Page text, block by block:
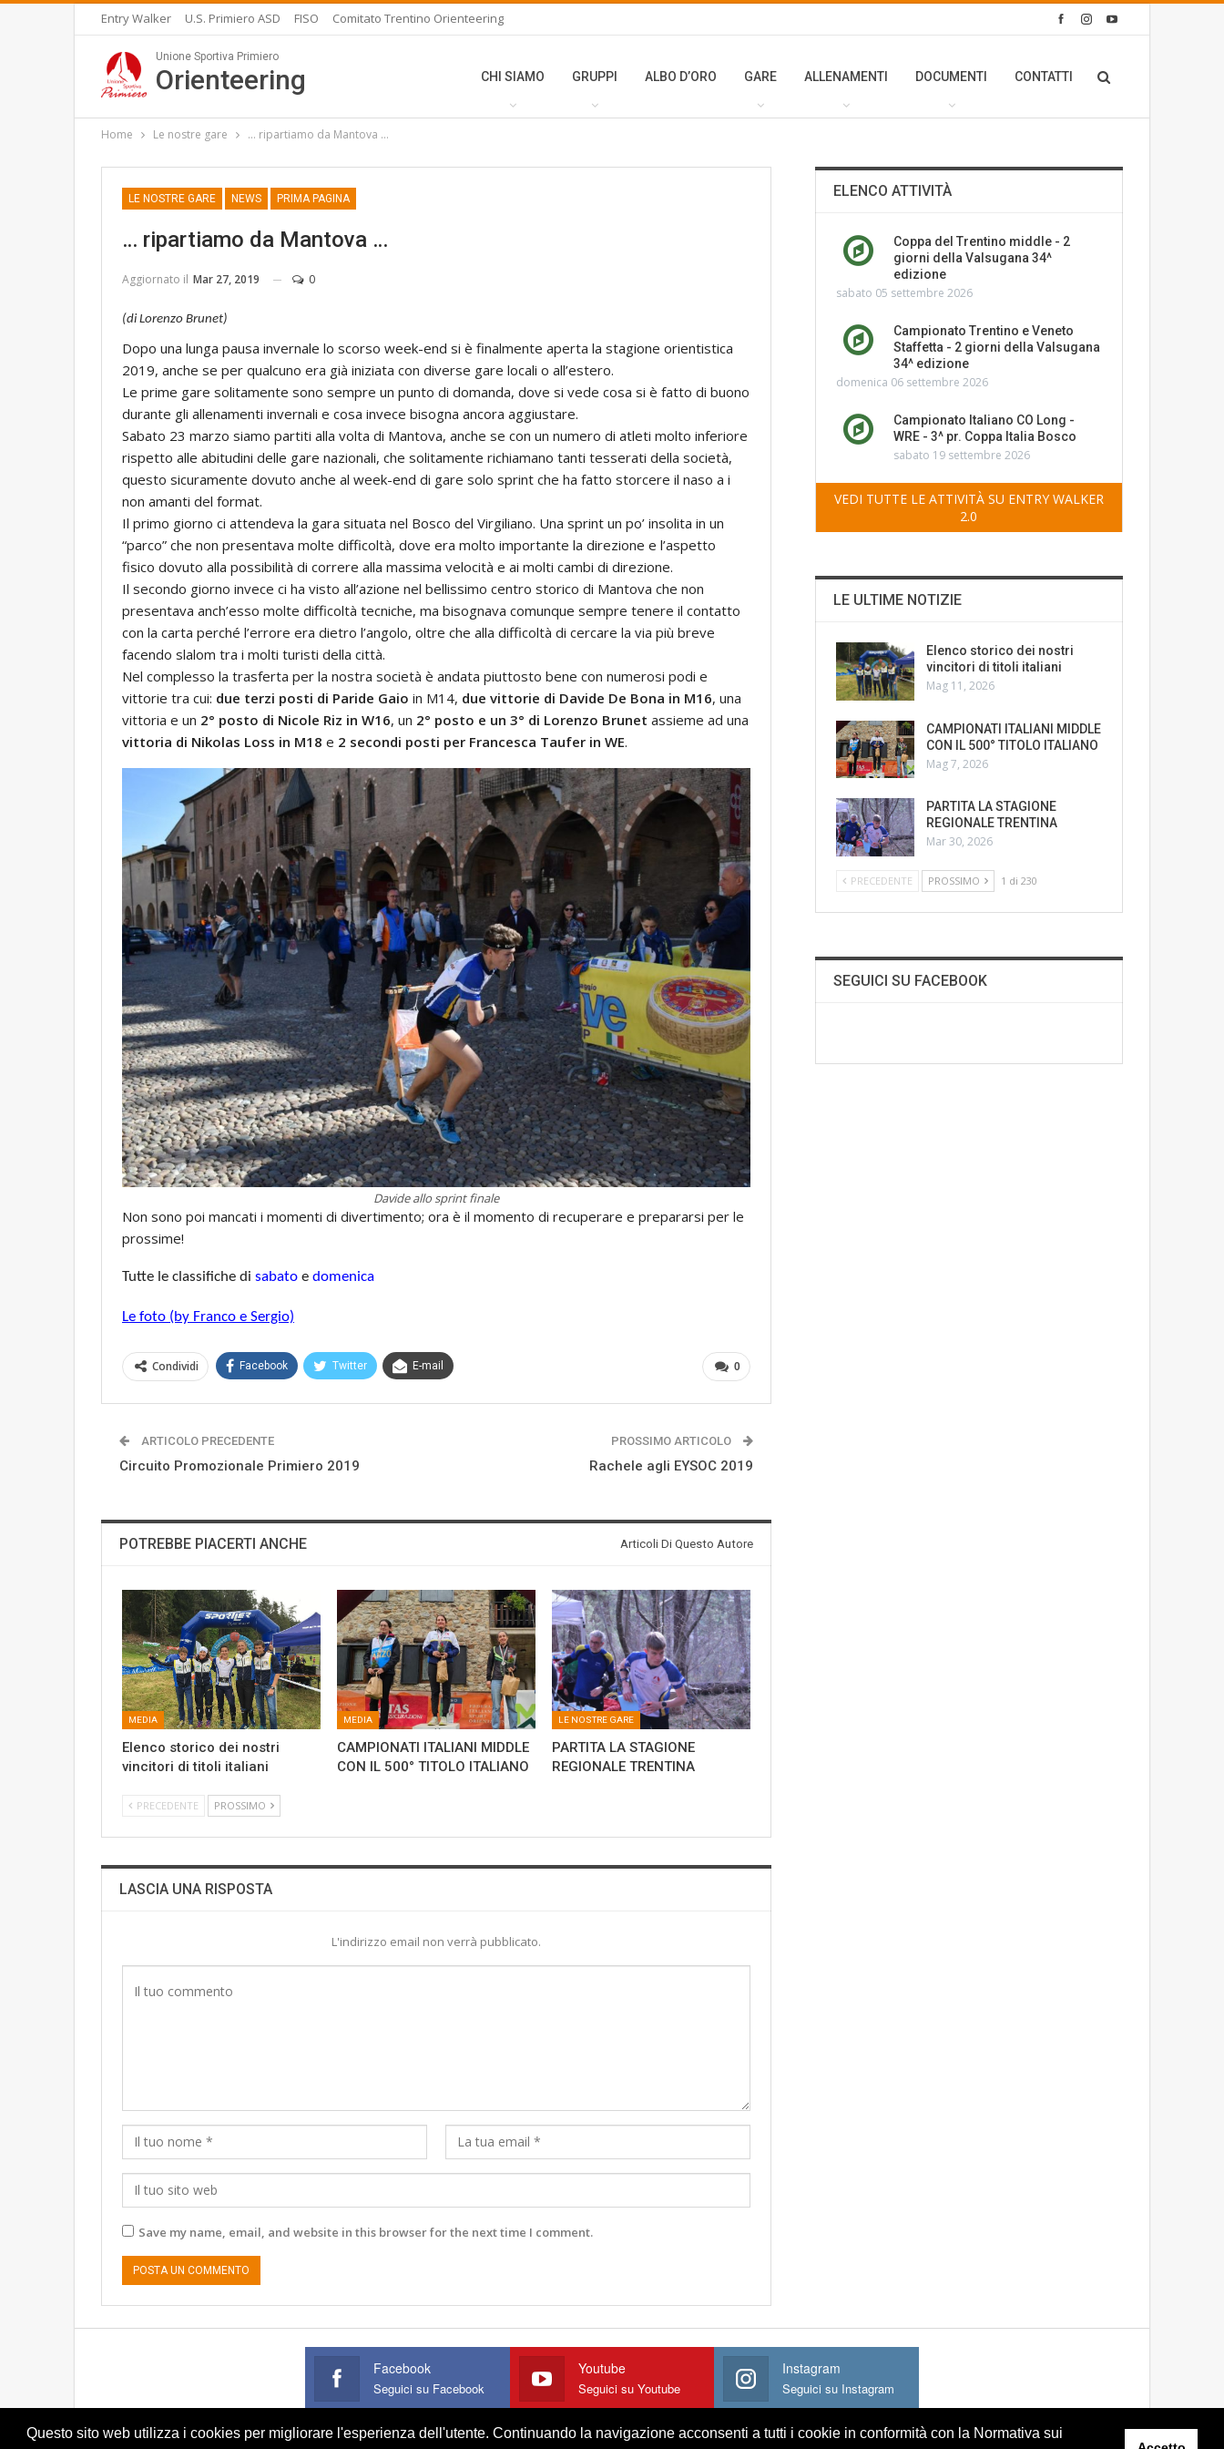
Entry Walker U.S. Primiero ASD FISO Comitato Trentino Orienteering
Unione Sportiva Primiero
Orienteering CHI SIAMO GRUPPI ALBO D’ORO GARE ALLENAMENTI DOCUMENTI CONTATTI
Home Le nostre gare … ripartiamo da Mantova …
LE NOSTRE GARE NEWS PRIMA PAGINA
… ripartiamo da Mantova …
Aggiornato il Mar 27, 2019 0
(di Lorenzo Brunet)
Dopo una lunga pausa invernale lo scorso week-end si è finalmente aperta la stagione orientistica
2019, anche se per qualcuno era già iniziata con diverse gare locali o all’estero.
Le prime gare solitamente sono sempre un punto di domanda, dove si vede cosa si è fatto di buono
durante gli allenamenti invernali e cosa invece bisogna ancora aggiustare.
Sabato 23 marzo siamo partiti alla volta di Mantova, anche se con un numero di atleti molto inferiore
rispetto alle abitudini delle gare nazionali, che solitamente richiamano tanti tesserati della società,
questo sicuramente dovuto anche al week-end di gare solo sprint che ha fatto storcere il naso a i
non amanti del format.
Il primo giorno ci attendeva la gara situata nel Bosco del Virgiliano. Una sprint un po’ insolita in un
“parco” che non presentava molte difficoltà, dove era molto importante la direzione e l’aspetto
fisico dovuto alla possibilità di correre alla massima velocità e ai molti cambi di direzione.
Il secondo giorno invece ci ha visto all’azione nel bellissimo centro storico di Mantova che non
presentava anch’esso molte difficoltà tecniche, ma bisognava comunque sempre tenere il contatto
con la carta perché l’errore era dietro l’angolo, oltre che alla difficoltà di cercare la via più breve
facendo slalom tra i molti turisti della città.
Nel complesso la trasferta per la nostra società è andata piuttosto bene con numerosi podi e
vittorie tra cui: due terzi posti di Paride Gaio in M14, due vittorie di Davide De Bona in M16, una
vittoria e un 2° posto di Nicole Riz in W16, un 2° posto e un 3° di Lorenzo Brunet assieme ad una
vittoria di Nikolas Loss in M18 e 2 secondi posti per Francesca Taufer in WE.
Davide allo sprint finale
Non sono poi mancati i momenti di divertimento; ora è il momento di recuperare e prepararsi per le
prossime!
Tutte le classifiche di sabato e domenica
Le foto (by Franco e Sergio)
0
Condividi Facebook Twitter E-mail
ARTICOLO PRECEDENTE
Circuito Promozionale Primiero 2019
PROSSIMO ARTICOLO
Rachele agli EYSOC 2019
POTREBBE PIACERTI ANCHE Articoli Di Questo Autore
MEDIA
Elenco storico dei nostri
vincitori di titoli italiani
MEDIA
CAMPIONATI ITALIANI MIDDLE
CON IL 500° TITOLO ITALIANO
LE NOSTRE GARE
PARTITA LA STAGIONE
REGIONALE TRENTINA
PRECEDENTE PROSSIMO
LASCIA UNA RISPOSTA
L'indirizzo email non verrà pubblicato.
Save my name, email, and website in this browser for the next time I comment.
ELENCO ATTIVITÀ
Coppa del Trentino middle - 2
giorni della Valsugana 34^
edizione
sabato 05 settembre 2026
Campionato Trentino e Veneto
Staffetta - 2 giorni della Valsugana
34^ edizione
domenica 06 settembre 2026
Campionato Italiano CO Long -
WRE - 3^ pr. Coppa Italia Bosco
sabato 19 settembre 2026
VEDI TUTTE LE ATTIVITÀ SU ENTRY WALKER
2.0
LE ULTIME NOTIZIE
Elenco storico dei nostri
vincitori di titoli italiani
Mag 11, 2026
CAMPIONATI ITALIANI MIDDLE
CON IL 500° TITOLO ITALIANO
Mag 7, 2026
PARTITA LA STAGIONE
REGIONALE TRENTINA
Mar 30, 2026
PRECEDENTE PROSSIMO 1 di 230
SEGUICI SU FACEBOOK
Facebook
Seguici su Facebook
Youtube
Seguici su Youtube
Instagram
Seguici su Instagram
Questo sito web utilizza i cookies per migliorare l'esperienza dell'utente. Continuando la navigazione acconsenti a tutti i cookie in conformità con la Normativa sui